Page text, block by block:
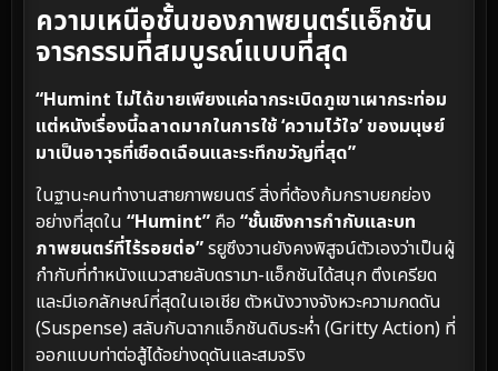
ความเหนือชั้นของภาพยนตร์แอ็กชัน
จารกรรมที่สมบูรณ์แบบที่สุด
“Humint ไม่ได้ขายเพียงแค่ฉากระเบิดภูเขาเผากระท่อม
แต่หนังเรื่องนี้ฉลาดมากในการใช้ ‘ความไว้ใจ’ ของมนุษย์
มาเป็นอาวุธที่เชือดเฉือนและระทึกขวัญที่สุด”
ในฐานะคนทำงานสายภาพยนตร์ สิ่งที่ต้องก้มกราบยกย่อง
อย่างที่สุดใน “Humint” คือ “ชั้นเชิงการกำกับและบท
ภาพยนตร์ที่ไร้รอยต่อ”รยูซึงวานยังคงพิสูจน์ตัวเองว่าเป็นผู้
กำกับที่ทำหนังแนวสายลับดรามา-แอ็กชันได้สนุก ตึงเครียด
และมีเอกลักษณ์ที่สุดในเอเชีย ตัวหนังวางจังหวะความกดดัน
(Suspense) สลับกับฉากแอ็กชันดิบระห่ำ (Gritty Action) ที่
ออกแบบท่าต่อสู้ได้อย่างดุดันและสมจริง